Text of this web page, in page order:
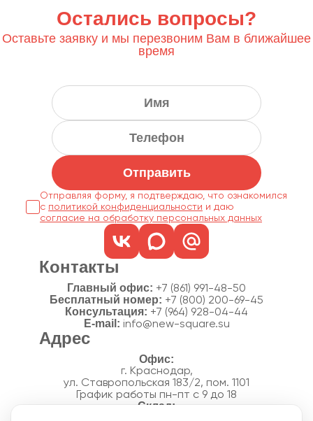
Остались вопросы?
Оставьте заявку и мы перезвоним Вам в ближайшее
время
Отправить
Отправляя форму, я подтверждаю, что ознакомился
с политикой конфиденциальности
согласие на обработку персональных данных
Контакты
Главный офис: +7 (861) 991-48-50
Бесплатный номер: +7 (800) 200-69-45
Консультация: +7 (964) 928-04-44
E-mail: info@new-square.su
Адрес
г. Краснодар,
ул. Ставропольская 183/2, пом. 1101
График работы пн-пт с 9 до 18